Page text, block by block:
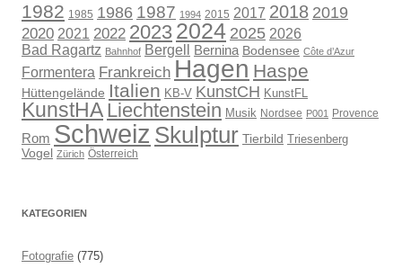
1982 1985 1986 1987 1994 2015 2017 2018 2019
2020 2021 2022 2023 2024 2025 2026
Bad Ragartz Bahnhof Bergell Bernina Bodensee Côte d’Azur
Formentera Frankreich Hagen Haspe
Hüttengelände Italien KB-V KunstCH KunstFL
KunstHA Liechtenstein Musik Nordsee P001 Provence
Rom Schweiz Skulptur Tierbild Triesenberg
Vogel
Zürich Österreich
KATEGORIEN
Fotografie (775)